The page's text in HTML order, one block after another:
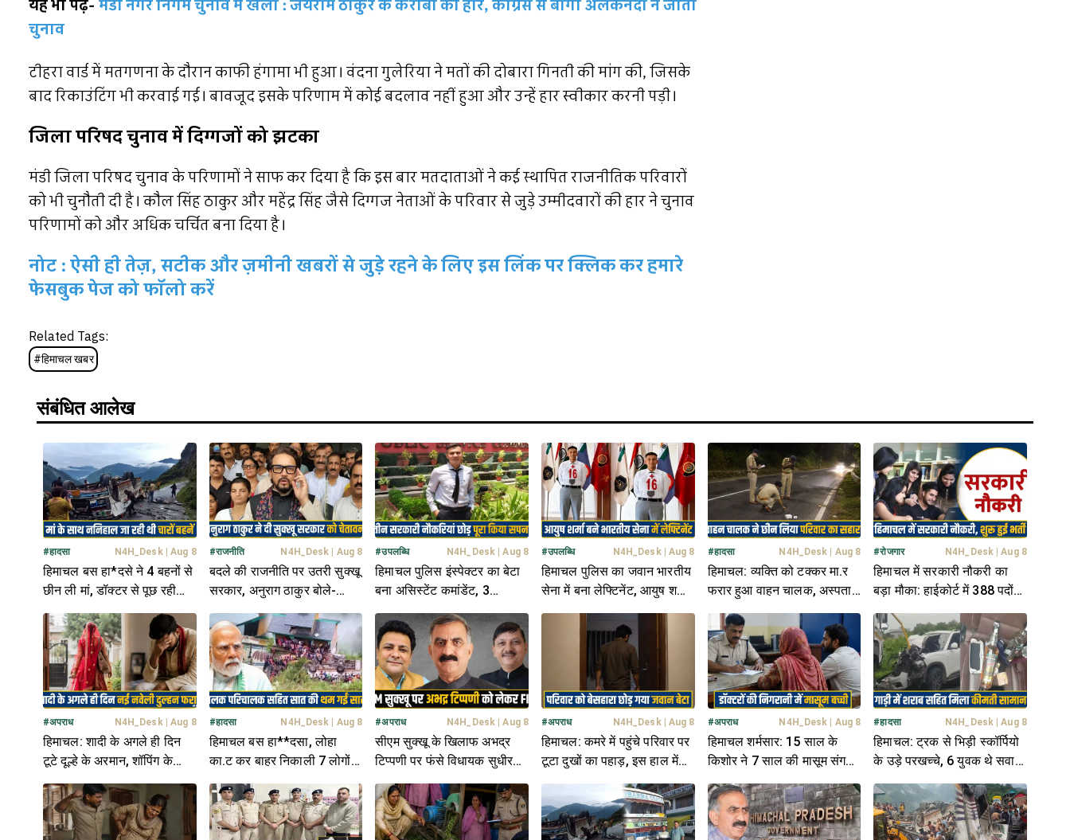
यह भी पढ़ें- मंडी नगर निगम चुनाव में खेला : जयराम ठाकुर के करीबी की हार, कांग्रेस से बागी अलकनंदा ने जीता
चुनाव
टीहरा वार्ड में मतगणना के दौरान काफी हंगामा भी हुआ। वंदना गुलेरिया ने मतों की दोबारा गिनती की मांग की, जिसके
बाद रिकाउंटिंग भी करवाई गई। बावजूद इसके परिणाम में कोई बदलाव नहीं हुआ और उन्हें हार स्वीकार करनी पड़ी।
जिला परिषद चुनाव में दिग्गजों को झटका
मंडी जिला परिषद चुनाव के परिणामों ने साफ कर दिया है कि इस बार मतदाताओं ने कई स्थापित राजनीतिक परिवारों
को भी चुनौती दी है। कौल सिंह ठाकुर और महेंद्र सिंह जैसे दिग्गज नेताओं के परिवार से जुड़े उम्मीदवारों की हार ने चुनाव
परिणामों को और अधिक चर्चित बना दिया है।
नोट : ऐसी ही तेज़, सटीक और ज़मीनी खबरों से जुड़े रहने के लिए इस लिंक पर क्लिक कर हमारे
फेसबुक पेज को फॉलो करें
Related Tags:
#हिमाचल खबर
संबंधित आलेख
#हादसा N4H_Desk| Aug 8
हिमाचल बस हा*दसे ने 4 बहनों से
छीन ली मां, डॉक्टर से पूछ रही
मासूम; "हमारी मम्मी कहां हैं"
#राजनीति N4H_Desk Aug 8
बदले की राजनीति पर उतरी सुक्खू
सरकार, अनुराग ठाकुर बोले-
मुकदमों से दबाई जा रही विपक्ष की
आवाज
#उपलब्धि N4H_Desk Aug 8
हिमाचल पुलिस इंस्पेक्टर का बेटा
बना असिस्टेंट कमांडेंट, 3
सरकारी नौकरियां छोड़ हासिल
किया ये मुकाम
#उपलब्धि N4H_Desk| Aug 8
हिमाचल पुलिस का जवान भारतीय
सेना में बना लेफ्टिनेंट, आयुष शर्मा
ने मेहनत के दम पर रचा इतिहास
#हादसा N4H_Desk Aug 8
हिमाचल: व्यक्ति को टक्कर मा.र
फरार हुआ वाहन चालक, अस्पताल
पहुंचा देता... तो बच जाती जा.न
#रोजगार N4H_Desk Aug 8
हिमाचल में सरकारी नौकरी का
बड़ा मौका: हाईकोर्ट में 388 पदों
पर निकली भर्ती, जल्द करें आवेदन
#अपराध N4H_Desk| Aug 8
हिमाचल: शादी के अगले ही दिन
टूटे दूल्हे के अरमान, शॉपिंग के
बहाने निकली नई नवेली दुल्हन
फरार
#हादसा N4H_Desk Aug 8
हिमाचल बस हा**दसा, लोहा
का.ट कर बाहर निकाली 7 लोगों
की देह, PM मोदी ने भी जताया
शोक
#अपराध N4H_Desk Aug 8
सीएम सुक्खू के खिलाफ अभद्र
टिप्पणी पर फंसे विधायक सुधीर
शर्मा और राजेंद्र राणा- FIR दर्ज
#अपराध N4H_Desk| Aug 8
हिमाचल: कमरे में पहुंचे परिवार पर
टूटा दुखों का पहाड़, इस हाल में
मिली जवान बेटे की देह
#अपराध N4H_Desk Aug 8
हिमाचल शर्मसार: 15 साल के
किशोर ने 7 साल की मासूम संग
की नीचता, पुलिस कर रही तलाश
#हादसा N4H_Desk Aug 8
हिमाचल: ट्रक से भिड़ी स्कॉर्पियो
के उड़े परखच्चे, 6 युवक थे सवार;
गाड़ी में मिली शराब की बोतलें